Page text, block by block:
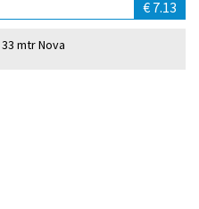
€ 7.13
mtr Nova